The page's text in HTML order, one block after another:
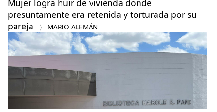
Mujer logra huir de vivienda donde
presuntamente era retenida y torturada por su
pareja
MARIO ALEMÁN